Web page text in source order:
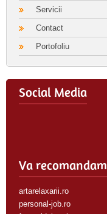
Servicii
Contact
Portofoliu
Social Media
Va recomandam
artarelaxarii.ro
personal-job.ro